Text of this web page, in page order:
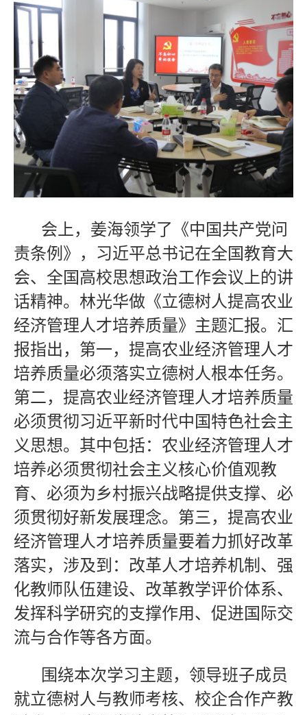
会上，姜海领学了《中国共产党问
责条例》，习近平总书记在全国教育大
会、全国高校思想政治工作会议上的讲
话精神。林光华做《立德树人提高农业
经济管理人才培养质量》主题汇报。汇
报指出，第一，提高农业经济管理人才
培养质量必须落实立德树人根本任务。
第二，提高农业经济管理人才培养质量
必须贯彻习近平新时代中国特色社会主
义思想。其中包括：农业经济管理人才
培养必须贯彻社会主义核心价值观教
育、必须为乡村振兴战略提供支撑、必
须贯彻好新发展理念。第三，提高农业
经济管理人才培养质量要着力抓好改革
落实，涉及到：改革人才培养机制、强
化教师队伍建设、改革教学评价体系、
发挥科学研究的支撑作用、促进国际交
流与合作等各方面。
围绕本次学习主题，领导班子成员
就立德树人与教师考核、校企合作产教